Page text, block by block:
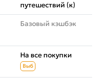
путешествий (к)
Базовый кэшбэк
На все покупки
Выб